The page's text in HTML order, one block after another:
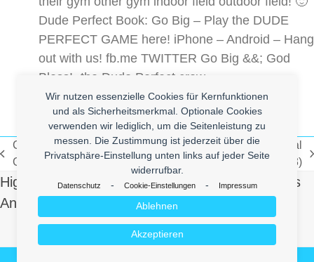
Wir nutzen essenzielle Cookies für Kernfunktionen
und als Sicherheitsmerkmal. Optionale Cookies
verwenden wir lediglich, um die Seitenleistung zu
messen. Die Zustimmung ist jederzeit über die
Privatsphäre-Einstellung unten links auf jeder Seite
widerrufbar.
Datenschutz - Cookie-Einstellungen - Impressum
Akzeptieren
Ablehnen
Dude Perfect Book: Go Big – Play the DUDE
PERFECT GAME here! iPhone – Android – Hang
out with us! fb.me TWITTER Go Big &&; God
Bless! -the Dude Perfect crew
vorheriger
Beitrag:
Chinese IPhone 5S –
Goophone Hands-on
Nächster
The Hangover Part 3 – Official
Teaser Trailer (2013)
High Quality Uberlol Content for You. Contact us
And Send Us Yours!
Make it Lol